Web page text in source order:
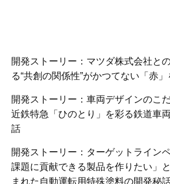
開発ストーリー：マツダ株式会社と
る“共創の関係性”がかつてない「赤
開発ストーリー：車両デザインのこ
近鉄特急「ひのとり」を彩る鉄道車
話
開発ストーリー：ターゲットライン
課題に貢献できる製品を作りたい」
まれた自動運転用特殊塗料の開発秘